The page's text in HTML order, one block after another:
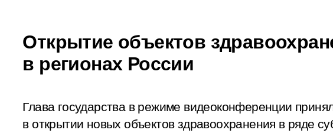
Открытие объектов
в регионах России
Глава государства в режиме видеоконференции
в открытии новых объектов здравоохранения в ряде